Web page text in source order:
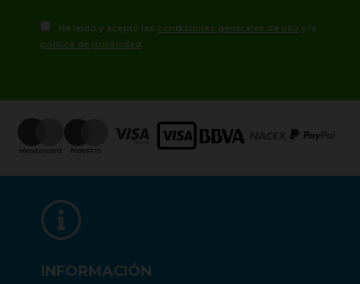
He leído y acepto las condiciones generales de uso y la
política de privacidad
INFORMACIÓN